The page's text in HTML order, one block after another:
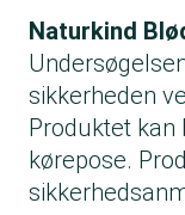
Naturkind
sikkerheden
Produktet kan
kørepose.